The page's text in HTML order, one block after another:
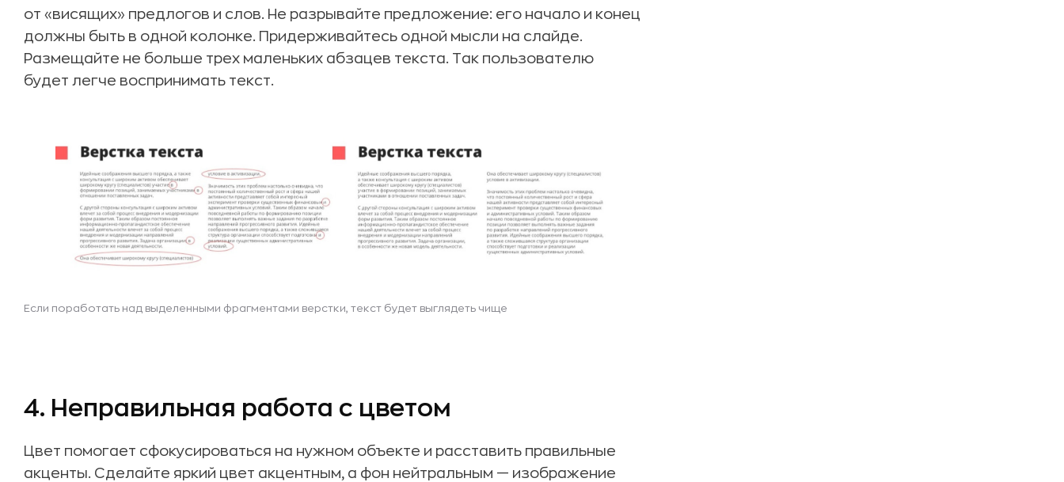
от «висящих» предлогов и слов. Не разрывайте предложение: его начало и конец
должны быть в одной колонке. Придерживайтесь одной мысли на слайде.
Размещайте не больше трех маленьких абзацев текста. Так пользователю
будет легче воспринимать текст.
Если поработать над выделенными фрагментами верстки, текст будет выглядеть чище
4. Неправильная работа с цветом
Цвет помогает сфокусироваться на нужном объекте и расставить правильные
акценты. Сделайте яркий цвет акцентным, а фон нейтральным — изображение